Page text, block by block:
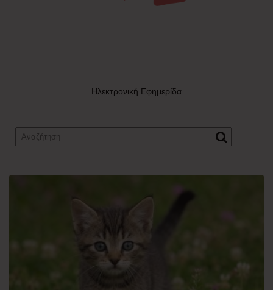
Ηλεκτρονική Εφημερίδα